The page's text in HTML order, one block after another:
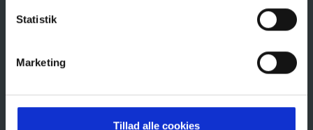
Statistik
Marketing
Tillad alle cookies
EAN: 5798000557321
Åbningstider
Mandag - torsdag: 07.30 - 15.30
Fredag: 07.30 - 14.30